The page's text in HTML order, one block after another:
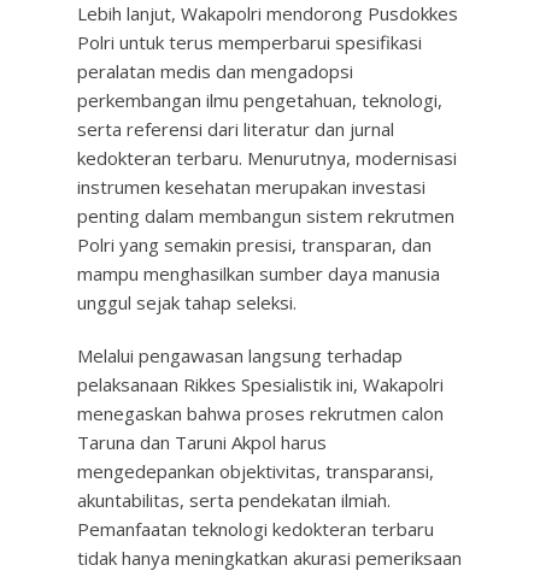
Lebih lanjut, Wakapolri mendorong Pusdokkes
Polri untuk terus memperbarui spesifikasi
peralatan medis dan mengadopsi
perkembangan ilmu pengetahuan, teknologi,
serta referensi dari literatur dan jurnal
kedokteran terbaru. Menurutnya, modernisasi
instrumen kesehatan merupakan investasi
penting dalam membangun sistem rekrutmen
Polri yang semakin presisi, transparan, dan
mampu menghasilkan sumber daya manusia
unggul sejak tahap seleksi.
Melalui pengawasan langsung terhadap
pelaksanaan Rikkes Spesialistik ini, Wakapolri
menegaskan bahwa proses rekrutmen calon
Taruna dan Taruni Akpol harus
mengedepankan objektivitas, transparansi,
akuntabilitas, serta pendekatan ilmiah.
Pemanfaatan teknologi kedokteran terbaru
tidak hanya meningkatkan akurasi pemeriksaan